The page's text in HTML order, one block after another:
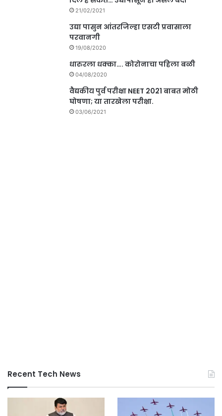
21/02/2021
उद्या पासुन आंतरजिल्हा एसटी प्रवासाला
परवानगी
19/08/2020
धारुरला धक्का…. कोरोनाचा पहिला बळी
04/08/2020
वैद्यकीय पुर्व परीक्षा NEET 2021 बाबत मोठी
घोषणा; या तारखेला परीक्षा.
03/06/2021
Recent Tech News